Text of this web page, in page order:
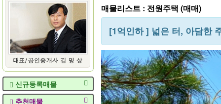
호
신규등록매물
추천매물
매물리스트 : 전원주택 (매매)
[1억인하 ] 넓은 터, 아담한